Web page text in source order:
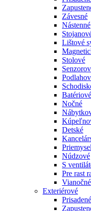
Závesné
Nástenné
Lištové
Stolové
Batériové
Nočné
Detské
Núdzové
S
Pre rast
Vianočné
Exteriérové